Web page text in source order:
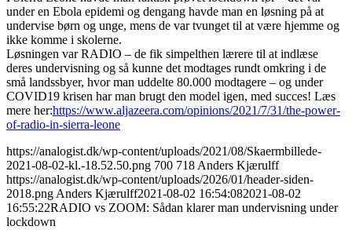
under en Ebola epidemi og dengang havde man en løsning på at
undervise børn og unge, mens de var tvunget til at være hjemme og
ikke komme i skolerne.
Løsningen var RADIO – de fik simpelthen lærere til at indlæse
deres undervisning og så kunne det modtages rundt omkring i de
små landssbyer, hvor man uddelte 80.000 modtagere – og under
COVID19 krisen har man brugt den model igen, med succes! Læs
mere her:https://www.aljazeera.com/opinions/2021/7/31/the-power-
of-radio-in-sierra-leone
https://analogist.dk/wp-content/uploads/2021/08/Skaermbillede-
2021-08-02-kl.-18.52.50.png 700 718 Anders Kjærulff
https://analogist.dk/wp-content/uploads/2026/01/header-siden-
2018.png Anders Kjærulff2021-08-02 16:54:082021-08-02
16:55:22RADIO vs ZOOM: Sådan klarer man undervisning under
lockdown